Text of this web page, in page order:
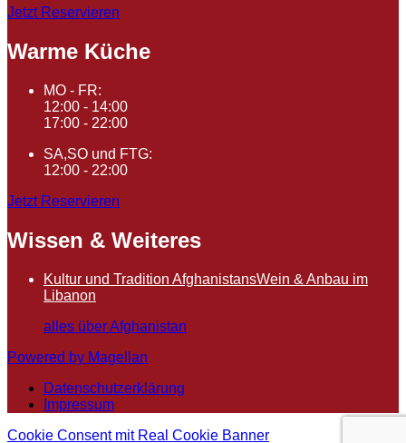
Jetzt Reservieren
Warme Küche
MO - FR:
12:00 - 14:00
17:00 - 22:00
SA,SO und FTG:
12:00 - 22:00
Jetzt Reservieren
Wissen & Weiteres
Kultur und Tradition AfghanistansWein & Anbau im
Libanon
alles über Afghanistan
Powered by Magellan
Datenschutzerklärung
Impressum
Cookie Consent mit Real Cookie Banner